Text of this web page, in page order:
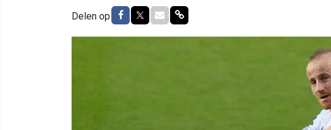
Delen op Delen op Facebook
Delen op Twitter
Delen via Mail
Delen via link